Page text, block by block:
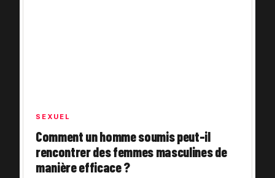
SEXUEL
Comment un homme soumis peut-il
rencontrer des femmes masculines de
manière efficace ?